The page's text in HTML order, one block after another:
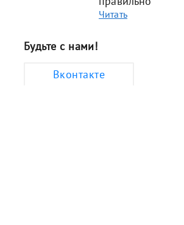
Читать
Будьте с нами!
Вконтакте